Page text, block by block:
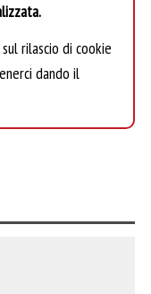
rilascio di cookie
dando il